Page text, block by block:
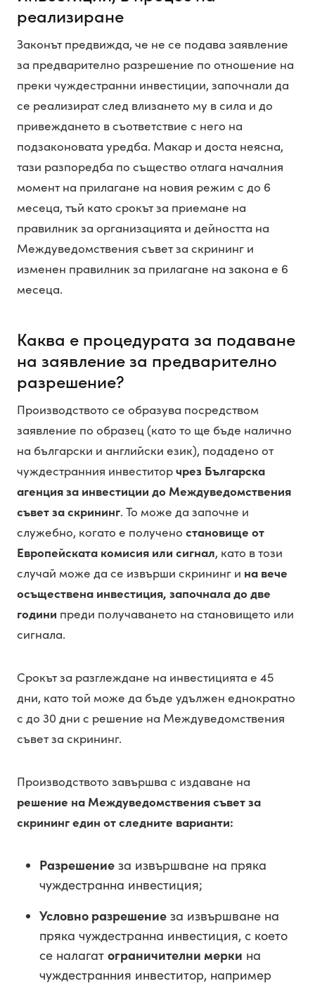
реализиране
Законът предвижда, че не се подава заявление
за предварително разрешение по отношение на
преки чуждестранни инвестиции, започнали да
се реализират след влизането му в сила и до
привеждането в съответствие с него на
подзаконовата уредба. Макар и доста неясна,
тази разпоредба по същество отлага началния
момент на прилагане на новия режим с до 6
месеца, тъй като срокът за приемане на
правилник за организацията и дейността на
Междуведомствения съвет за скрининг и
изменен правилник за прилагане на закона е 6
месеца.
Каква е процедурата за подаване
на заявление за предварително
разрешение?
Производството се образува посредством
заявление по образец (като то ще бъде налично
на български и английски език), подадено от
чуждестранния инвеститорчрез Българска
агенция за инвестиции до Междуведомствения
съвет за скрининг. То може да започне и
служебно, когато е получено становище от
Европейската комисия или сигнал, като в този
случай може да се извърши скрининг и на вече
осъществена инвестиция, започнала до две
години преди получаването на становището или
сигнала.
Срокът за разглеждане на инвестицията е 45
дни, като той може да бъде удължен еднократно
с до 30 дни с решение на Междуведомствения
съвет за скрининг.
Производството завършва с издаване на
решение на Междуведомствения съвет за
скрининг един от следните варианти:
Разрешение за извършване на пряка
чуждестранна инвестиция;
Условно разрешение за извършване на
пряка чуждестранна инвестиция, с което
се налагат ограничителни мерки на
чуждестранния инвеститор, например